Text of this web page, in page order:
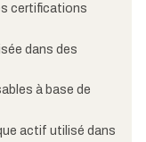
certifications
dans des
à base de
actif utilisé dans